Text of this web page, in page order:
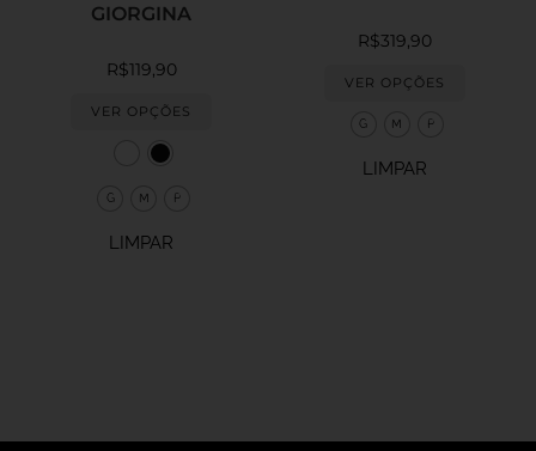
GIORGINA
R$119,90
VER OPÇÕES
G M P
LIMPAR
R$319,90
VER OPÇÕES
G M P
LIMPAR